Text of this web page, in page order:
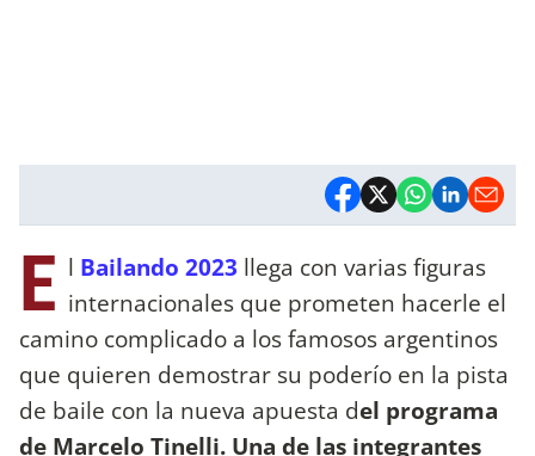
E l Bailando 2023 llega con varias figuras
internacionales que prometen hacerle el
camino complicado a los famosos argentinos
que quieren demostrar su poderío en la pista
de baile con la nueva apuesta del programa
de Marcelo Tinelli. Una de las integrantes